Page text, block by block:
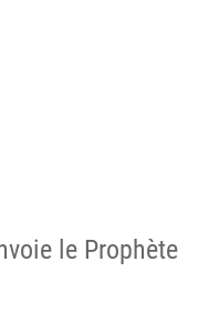
le Prophète